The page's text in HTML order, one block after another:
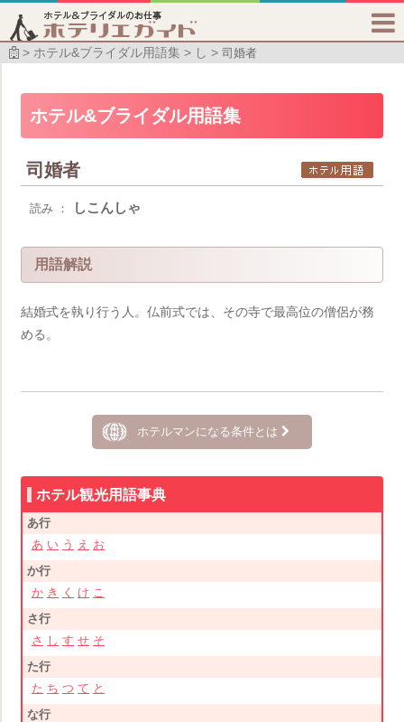

ホテル&ブライダル用語集 し 司婚者
ホテル&ブライダル用語集
司婚者
読み ： しこんしゃ
用語解説
結婚式を執り行う人。仏前式では、その寺で最高位の僧侶が務
める。
ホテルマンになる条件とは
ホテル観光用語事典
あ行
あ い う え お
か行
か き く け こ
さ行
さ し す せ そ
た行
た ち つ て と
な行